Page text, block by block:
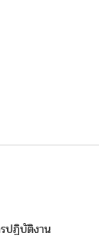
ปฏิบัติงาน